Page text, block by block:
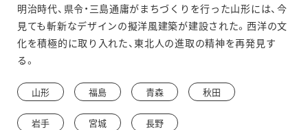
ィ
ン
ウ
明治時代、県令・三島通庸がまちづくりを行った山形には、今
見ても斬新なデザインの擬洋風建築が建設された。西洋の文
化を積極的に取り入れた、東北人の進取の精神を再発見す
る。
山形 福島 青森 秋田
岩手 宮城 長野